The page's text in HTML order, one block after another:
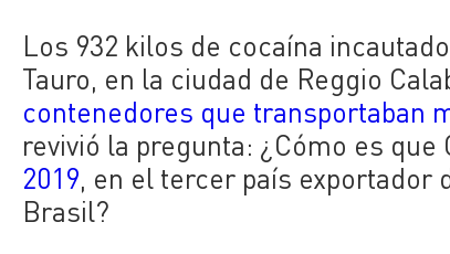
Los 932 kilos de cocaína
Tauro, en la ciudad de Reggio
contenedores que transportaban
revivió la pregunta: ¿Cómo es que
2019, en el tercer país exportador
Brasil?